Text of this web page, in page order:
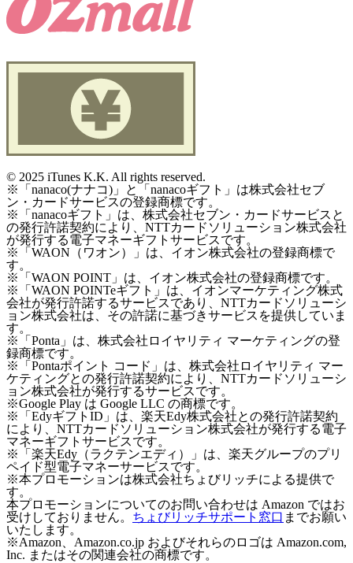
© 2025 iTunes K.K. All rights reserved.
※「nanaco(ナナコ)」と「nanacoギフト」は株式会社セブ
ン・カードサービスの登録商標です。
※「nanacoギフト」は、株式会社セブン・カードサービスと
の発行許諾契約により、NTTカードソリューション株式会社
が発行する電子マネーギフトサービスです。
※「WAON（ワオン）」は、イオン株式会社の登録商標で
す。
※「WAON POINT」は、イオン株式会社の登録商標です。
※「WAON POINTeギフト」は、イオンマーケティング株式
会社が発行許諾するサービスであり、NTTカードソリューシ
ョン株式会社は、その許諾に基づきサービスを提供していま
す。
※「Ponta」は、株式会社ロイヤリティ マーケティングの登
録商標です。
※「Pontaポイント コード」は、株式会社ロイヤリティ マー
ケティングとの発行許諾契約により、NTTカードソリューシ
ョン株式会社が発行するサービスです。
※Google Play は Google LLC の商標です。
※「EdyギフトID」は、楽天Edy株式会社との発行許諾契約
により、NTTカードソリューション株式会社が発行する電子
マネーギフトサービスです。
※「楽天Edy（ラクテンエディ）」は、楽天グループのプリ
ペイド型電子マネーサービスです。
※本プロモーションは株式会社ちょびリッチによる提供で
す。
本プロモーションについてのお問い合わせは Amazon ではお
受けしておりません。 ちょびリッチサポート窓口 までお願い
いたします。
※Amazon、Amazon.co.jp およびそれらのロゴは Amazon.com,
Inc. またはその関連会社の商標です。